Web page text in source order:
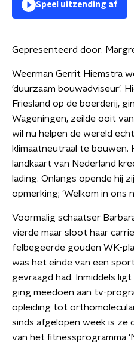
Speel uitzending af
Gepresenteerd door:
Weerman Gerrit Hiemstra
'duurzaam bouwadviseur'.
Friesland op de boerderij,
Wageningen, zeilde ooit
wil nu helpen de wereld
klimaatneutraal te
landkaart van Nederland
lading. Onlangs opende hij
opmerking; ‘Welkom in ons
Voormalig schaatser
vierde maar sloot haar
felbegeerde gouden WK-
was het einde van een
gevraagd had. Inmiddels
ging meedoen aan tv-
opleiding tot
sinds afgelopen week is ze
van het fitnessprogramma